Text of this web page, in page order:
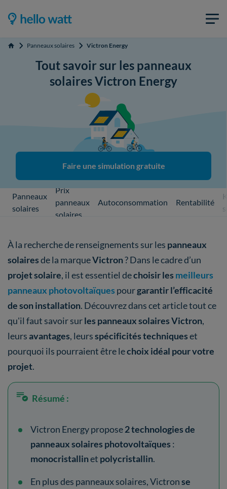
Accueil Panneaux solaires Victron Energy
Tout savoir sur les panneaux
solaires Victron Energy
Faire une simulation gratuite
Panneaux
solaires
Prix
panneaux
solaires
Autoconsommation Rentabilité
À la recherche de renseignements sur les panneaux
solairesde la marqueVictron? Dans le cadre d’un
projet solaire, il est essentiel dechoisir les meilleurs
panneaux photovoltaïques pourgarantir l’efficacité
de son installation. Découvrez dans cet article tout ce
qu'il faut savoir surles panneaux solaires Victron,
leursavantages, leursspécificités techniqueset
pourquoi ils pourraient être lechoix idéal pour votre
projet.
Résumé :
Victron Energy propose2 technologies de
panneaux solaires photovoltaïques :
monocristallinet polycristallin.
En plus des panneaux solaires, Victronse